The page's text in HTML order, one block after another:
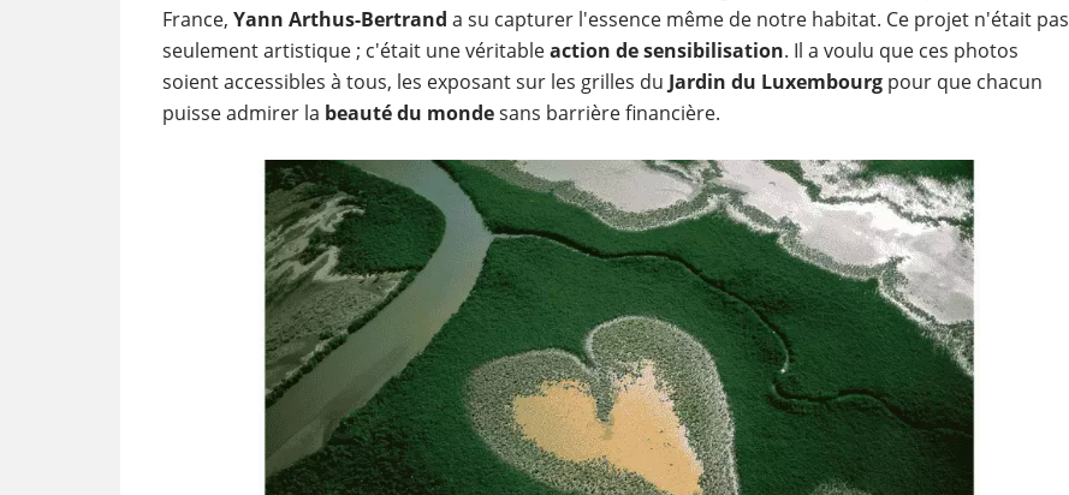
France, Yann Arthus-Bertrand a su capturer l'essence même de notre habitat. Ce projet n'était pas
seulement artistique ; c'était une véritableaction de sensibilisation. Il a voulu que ces photos
soient accessibles à tous, les exposant sur les grilles du Jardin du Luxembourg pour que chacun
puisse admirer la beauté du mondesans barrière financière.